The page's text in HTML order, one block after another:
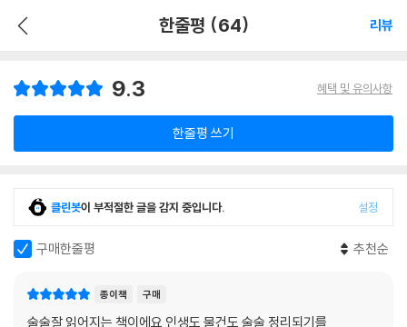
한줄평 (64) 리뷰
9.3 혜택 및 유의사항
한줄평 쓰기
클린봇이 부적절한 글을 감지 중입니다. 설정
구매한줄평 추천순
종이책 구매
술술잘 읽어지는 책이에요 인생도 물건도 술술 정리되기를